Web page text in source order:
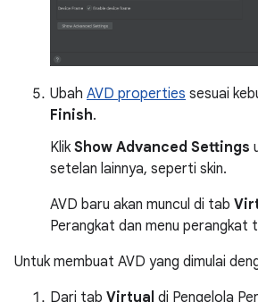
Ubah AVD properties sesuai
Finish.
Klik Show Advanced Settings
setelan lainnya, seperti skin.
AVD baru akan muncul di tab
Perangkat dan menu perangkat
Untuk membuat AVD yang dimulai
Dari tab Virtual di Pengelola